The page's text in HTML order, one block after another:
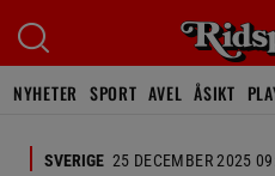
NYHETER SPORT AVEL ÅSIKT
SVERIGE 25 DECEMBER 2025